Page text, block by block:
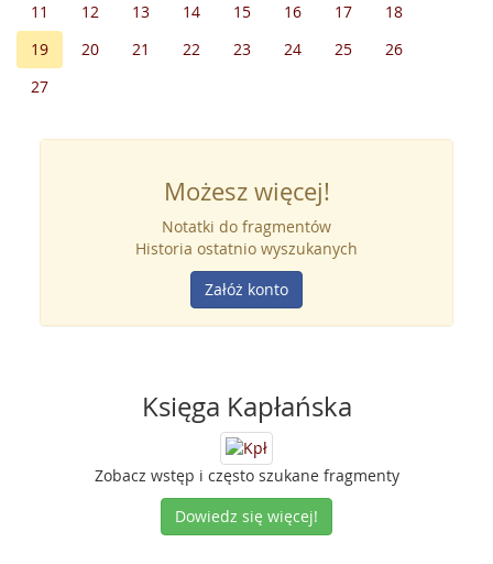
11
12 13 14 15 16 17
18
19
20 21 22 23 24 25
26
27
Możesz więcej!
Notatki do fragmentów
Historia ostatnio wyszukanych
Załóż konto
Księga Kapłańska
Zobacz wstęp i często szukane fragmenty
Dowiedz się więcej!